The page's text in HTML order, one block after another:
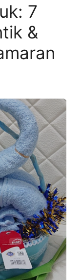
7
&